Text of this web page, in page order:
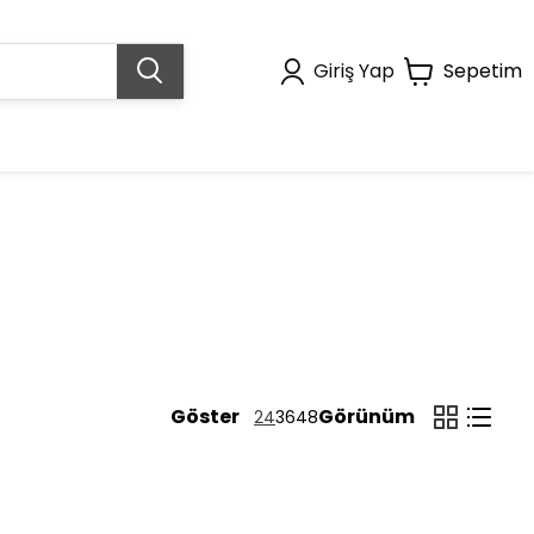
Giriş Yap Sepetim
Göster 243648Görünüm